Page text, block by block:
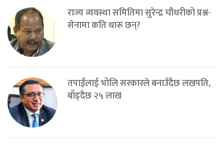
राज्य व्यवस्था समितिमा सुरेन्द्र चौधरीको प्रश्न-
सेनामा कति थारू छन्?
तपाईंलाई भोलि सरकारले बनाउँदैछ लखपति,
बाँड्दैछ २५ लाख